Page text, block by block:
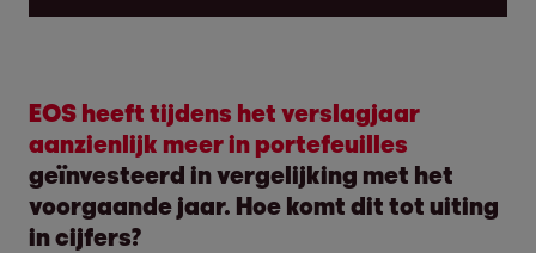
EOS heeft tijdens het verslagjaar
aanzienlijk meer in portefeuilles
geïnvesteerd in vergelijking met het
voorgaande jaar. Hoe komt dit tot uiting
in cijfers?